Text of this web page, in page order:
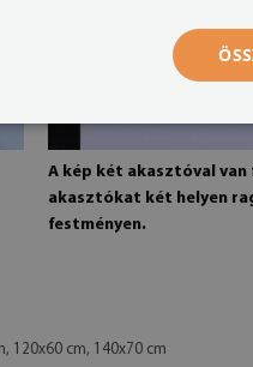
A kép két akasztóval van
akasztókat két helyen
festményen.
120x60 cm, 140x70 cm